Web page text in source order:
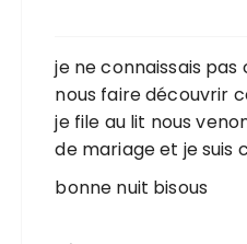
je ne connaissais
nous faire découvrir
je file au lit nous
de mariage et je suis
bonne nuit bisous